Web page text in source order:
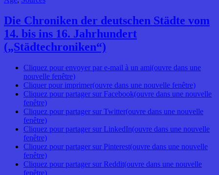
Die Chroniken der deutschen Städte vom
14. bis ins 16. Jahrhundert
(„Städtechroniken“)
Cliquez pour envoyer par e-mail à un ami(ouvre dans une
nouvelle fenêtre)
Cliquer pour imprimer(ouvre dans une nouvelle fenêtre)
Cliquez pour partager sur Facebook(ouvre dans une nouvelle
fenêtre)
Cliquez pour partager sur Twitter(ouvre dans une nouvelle
fenêtre)
Cliquez pour partager sur LinkedIn(ouvre dans une nouvelle
fenêtre)
Cliquez pour partager sur Pinterest(ouvre dans une nouvelle
fenêtre)
Cliquez pour partager sur Reddit(ouvre dans une nouvelle
fenêtre)